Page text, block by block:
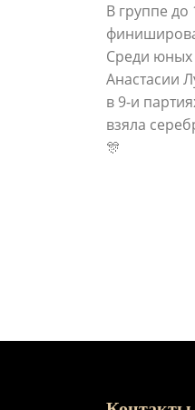
В группе до
Среди юных
Анастасии
в 9-и
взяла
🎊